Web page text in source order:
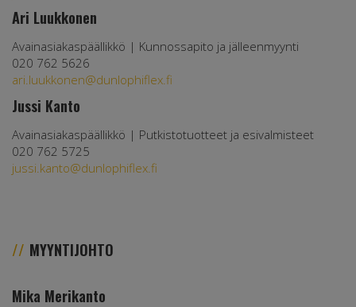
Ari Luukkonen
Avainasiakaspäällikkö | Kunnossapito ja jälleenmyynti
020 762 5626
ari.luukkonen@dunlophiflex.fi
Jussi Kanto
Avainasiakaspäällikkö | Putkistotuotteet ja esivalmisteet
020 762 5725
jussi.kanto@dunlophiflex.fi
MYYNTIJOHTO
Mika Merikanto